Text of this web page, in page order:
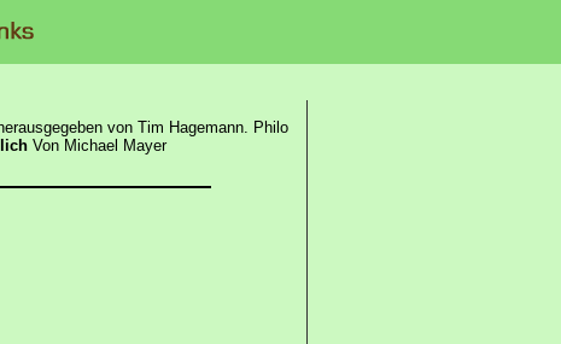
von Tim Hagemann. Philo
Von Michael Mayer